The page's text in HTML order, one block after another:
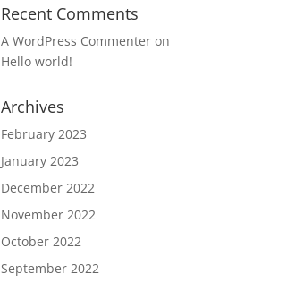
Recent Comments
A WordPress Commenter on
Hello world!
Archives
February 2023
January 2023
December 2022
November 2022
October 2022
September 2022